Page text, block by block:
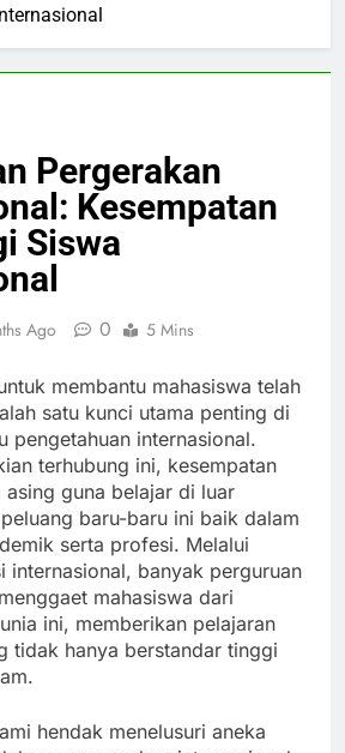
Pergerakan
Kesempatan
Siswa
Ago 0 5 Mins
membantu mahasiswa telah
satu kunci utama penting di
pengetahuan internasional.
terhubung ini, kesempatan
asing guna belajar di luar
baru-baru ini baik dalam
serta profesi. Melalui
internasional, banyak perguruan
mahasiswa dari
ini, memberikan pelajaran
tidak hanya berstandar tinggi
hendak menelusuri aneka